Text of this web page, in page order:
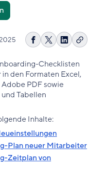
Auf
teilen
Share
X
Auf
teilen
Link
Checklisten
den Formaten Excel,
PDF sowie
Tabellen
Inhalte:
Plan neuer Mitarbeiter
Zeitplan von